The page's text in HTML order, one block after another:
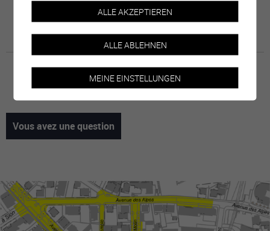
Vous avez une question
Vorname
ALLE AKZEPTIEREN
ALLE ABLEHNEN
MEINE EINSTELLUNGEN